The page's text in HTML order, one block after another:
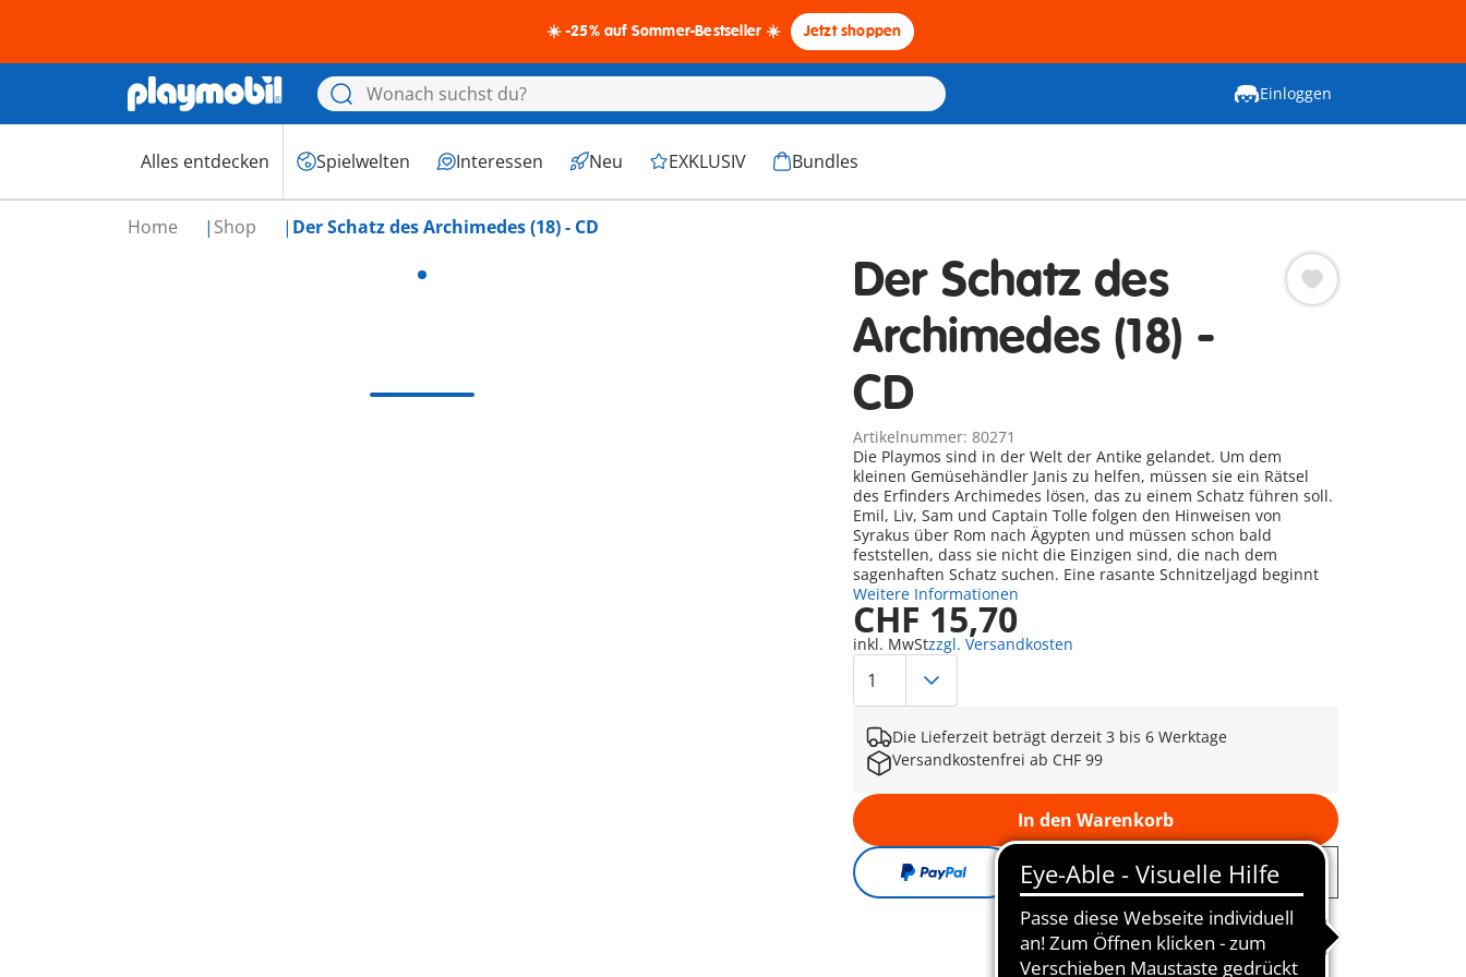
☀️ -25% auf Sommer-Bestseller ☀️ Jetzt shoppen
Einloggen
Alles entdecken Spielwelten Interessen Neu EXKLUSIV Bundles
Home Shop Der Schatz des Archimedes (18) - CD
Der Schatz des
Archimedes (18) -
CD
Artikelnummer: 80271
Die Playmos sind in der Welt der Antike gelandet. Um dem
kleinen Gemüsehändler Janis zu helfen, müssen sie ein Rätsel
des Erfinders Archimedes lösen, das zu einem Schatz führen soll.
Emil, Liv, Sam und Captain Tolle folgen den Hinweisen von
Syrakus über Rom nach Ägypten und müssen schon bald
feststellen, dass sie nicht die Einzigen sind, die nach dem
sagenhaften Schatz suchen. Eine rasante Schnitzeljagd beginnt
Weitere Informationen
CHF 15,70
inkl. MwStzzgl. Versandkosten
Die Lieferzeit beträgt derzeit 3 bis 6 Werktage
Versandkostenfrei ab CHF 99
In den Warenkorb